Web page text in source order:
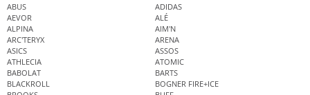
ABUS
ADIDAS
AEVOR
ALÉ
ALPINA
AIM'N
ARC'TERYX
ARENA
ASICS
ASSOS
ATHLECIA
ATOMIC
BABOLAT
BARTS
BLACKROLL
BOGNER FIRE+ICE